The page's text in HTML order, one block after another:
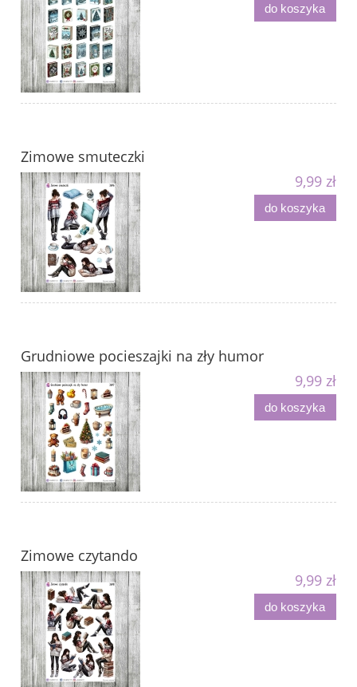
do koszyka
Zimowe smuteczki
9,99 zł
do koszyka
Grudniowe pocieszajki na zły humor
9,99 zł
do koszyka
Zimowe czytando
9,99 zł
do koszyka